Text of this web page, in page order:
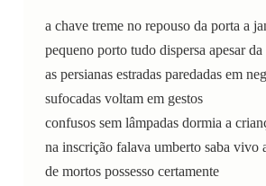
a chave treme no repouso da porta a
pequeno porto tudo dispersa apesar
as persianas estradas paredadas em
sufocadas voltam em gestos
confusos sem lâmpadas dormia a
na inscrição falava umberto saba vivo
de mortos possesso certamente